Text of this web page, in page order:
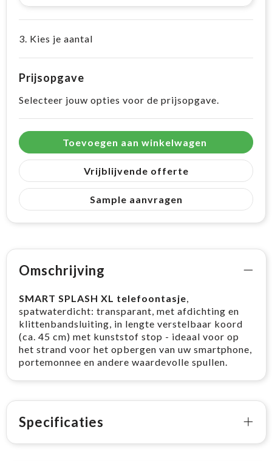
3. Kies je aantal
Prijsopgave
Selecteer jouw opties voor de prijsopgave.
Toevoegen aan winkelwagen
Vrijblijvende offerte
Sample aanvragen
Omschrijving
SMART SPLASH XL telefoontasje,
spatwaterdicht: transparant, met afdichting en
klittenbandsluiting, in lengte verstelbaar koord
(ca. 45 cm) met kunststof stop - ideaal voor op
het strand voor het opbergen van uw smartphone,
portemonnee en andere waardevolle spullen.
Specificaties